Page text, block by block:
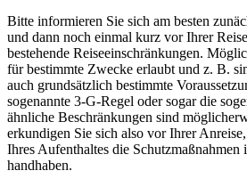
Bitte informieren Sie sich am besten
und dann noch einmal kurz vor Ihrer
bestehende Reiseeinschränkungen.
für bestimmte Zwecke erlaubt und z. B.
auch grundsätzlich bestimmte
sogenannte 3-G-Regel oder sogar die
ähnliche Beschränkungen sind
erkundigen Sie sich also vor Ihrer
Ihres Aufenthaltes die Schutzmaßnahmen
handhaben.